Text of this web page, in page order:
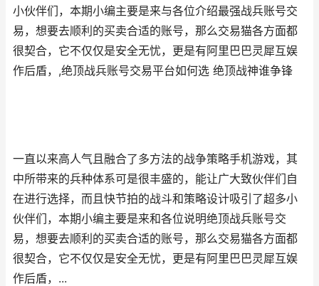
小伙伴们，本期小编主要是来与各位介绍最强战兵账号交
易，想要去顺利的买卖合适的账号，那么交易猫各方面都
很契合，它不仅仅是安全无忧，更是有阿里巴巴灵犀互娱
作后盾，,绝顶战兵账号交易平台如何选 绝顶战神谁争锋
一直以来高人气且融合了多方法的战争策略手机游戏，其
中所带来的兵种体系可是很丰盛的，能让广大致伙伴们自
在进行选择，而且快节拍的战斗和策略设计吸引了超多小
伙伴们，本期小编主要是来和各位说明绝顶战兵账号交
易，想要去顺利的买卖合适的账号，那么交易猫各方面都
很契合，它不仅仅是安全无忧，更是有阿里巴巴灵犀互娱
作后盾，...